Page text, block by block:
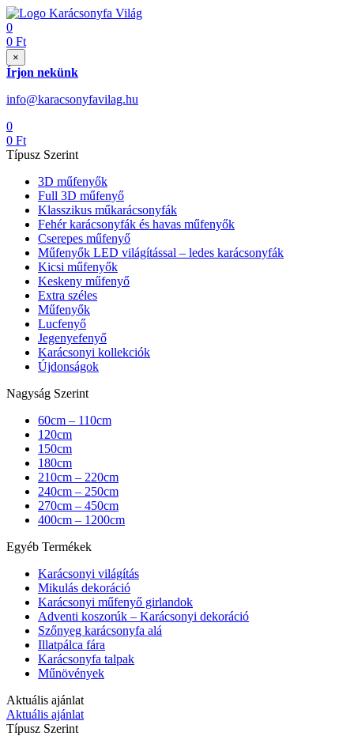
0
0 Ft
×
Írjon nekünk
info@karacsonyfavilag.hu
0
0 Ft
Típusz Szerint
3D műfenyők
Full 3D műfenyő
Klasszikus műkarácsonyfák
Fehér karácsonyfák és havas műfenyők
Cserepes műfenyő
Műfenyők LED világítással – ledes karácsonyfák
Kicsi műfenyők
Keskeny műfenyő
Extra széles
Műfenyők
Lucfenyő
Jegenyefenyő
Karácsonyi kollekciók
Újdonságok
Nagyság Szerint
60cm – 110cm
120cm
150cm
180cm
210cm – 220cm
240cm – 250cm
270cm – 450cm
400cm – 1200cm
Egyéb Termékek
Karácsonyi világítás
Mikulás dekoráció
Karácsonyi műfenyő girlandok
Adventi koszorúk – Karácsonyi dekoráció
Szőnyeg karácsonyfa alá
Illatpálca fára
Karácsonyfa talpak
Műnövények
Aktuális ajánlat
Aktuális ajánlat
Típusz Szerint